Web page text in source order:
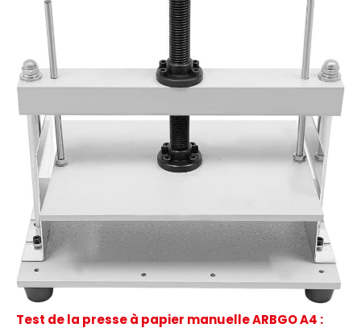
Test de la presse à papier manuelle ARBGO A4 :